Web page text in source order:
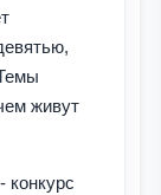
живут